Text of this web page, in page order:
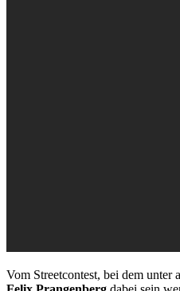
Vom Streetcontest, bei dem unter